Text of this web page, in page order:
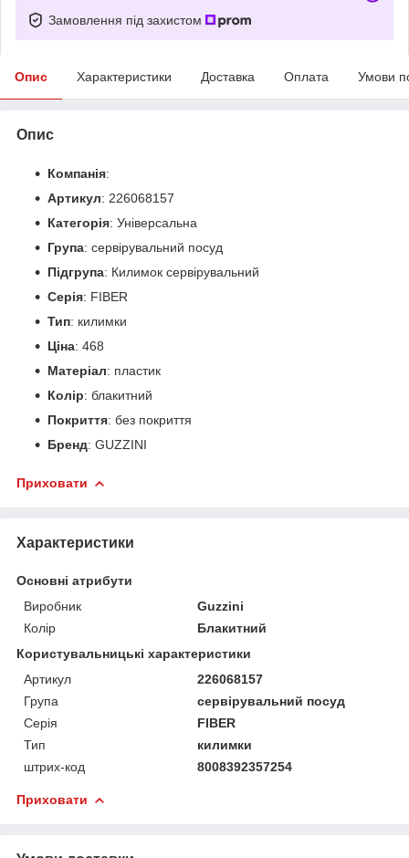
Замовлення під захистом
Опис Характеристики Доставка Оплата Умови
Опис
Компанія:
Артикул: 226068157
Категорія: Універсальна
Група: сервірувальний посуд
Підгрупа: Килимок сервірувальний
Серія: FIBER
Тип: килимки
Ціна: 468
Матеріал: пластик
Колір: блакитний
Покриття: без покриття
Бренд: GUZZINI
Приховати
Характеристики
Основні атрибути
Виробник
Guzzini
Колір
Блакитний
Користувальницькі характеристики
Артикул
226068157
Група
сервірувальний посуд
Серія
FIBER
Тип
килимки
штрих-код
8008392357254
Приховати